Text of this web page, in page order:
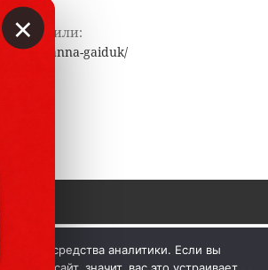
добавили:
trading/anna-gaiduk/
vklader.com или
куки и средства аналитики. Если вы
×